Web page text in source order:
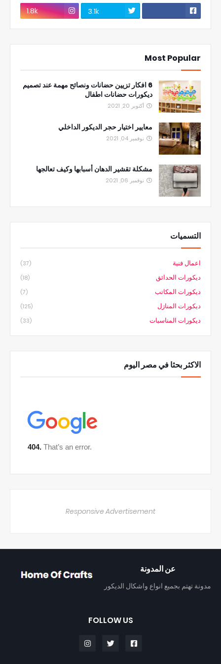
3.1k
1.8k
Most Popular
6 افكار تزيين حضانات ونصائح مهمة عند تصميم
ديكورات حضانات اطفال
أكتوبر 20, 2021
معايير اختيار حجر الديكور الداخلي
نوفمبر 04, 2021
مشكلة تقشير الدهان أسبابها وكيف تعالجها
نوفمبر 06, 2021
التسميات
اعمال فنية (37)
ديكورات الحدائق (18)
ديكورات المكاتب (7)
ديكورات المنازل (125)
ديكورات المناسبات (33)
الاكثر بحثا في مصر اليوم
Responsive Advertisement
عن المدونة
مدونة تهتم بجميع انواع واشكال الديكور
FOLLOW US